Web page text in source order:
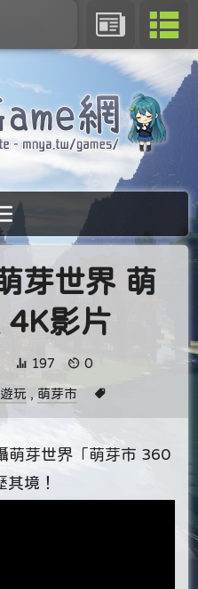
芽世界 萌
4K影片
197 0
玩 , 萌芽市
萌芽世界「萌芽市 360
境！